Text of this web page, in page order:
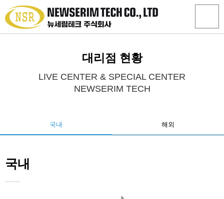
대리점 현황
LIVE CENTER & SPECIAL CENTER
NEWSERIM TECH
국내 해외
국내